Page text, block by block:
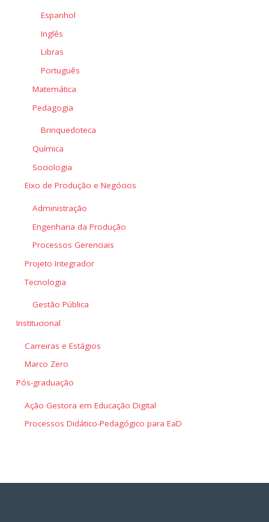
Espanhol
Inglês
Libras
Português
Matemática
Pedagogia
Brinquedoteca
Química
Sociologia
Eixo de Produção e Negócios
Administração
Engenharia da Produção
Processos Gerenciais
Projeto Integrador
Tecnologia
Gestão Pública
Institucional
Carreiras e Estágios
Marco Zero
Pós-graduação
Ação Gestora em Educação Digital
Processos Didático-Pedagógico para EaD